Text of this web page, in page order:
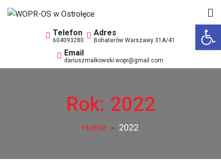
Skip
WOPR-OS w Ostrołęce
604093280 Bohaterów Warszawy 31A/41
dariuszmalkowski.wopr@gmail.com
Rok: 2022
Home 2022